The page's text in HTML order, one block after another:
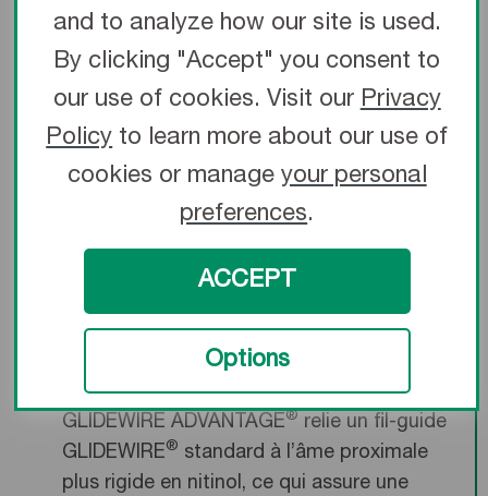
TechnologyMC de TERUMO
Rendement avancé du fil-guide
GLIDEWIRE® pour l’accès aux lésions
Largage du dispositif d’intervention
Le revêtement PTFE unique en spirale et
l’âme plus rigide en nitinol offrent une
place le dispositif
Maintien de l’accès tout au long de
Le joint de fusion en nitinol du fil-guide
GLIDEWIRE ADVANTAGE® relie un fil-guide
GLIDEWIRE® standard à l’âme proximale
plus rigide en nitinol, ce qui assure une
and to analyze how our site is used.
By clicking "Accept" you consent to
our use of cookies. Visit our Privacy
Policy to learn more about our use of
cookies or manage your personal
preferences.
ACCEPT
Options